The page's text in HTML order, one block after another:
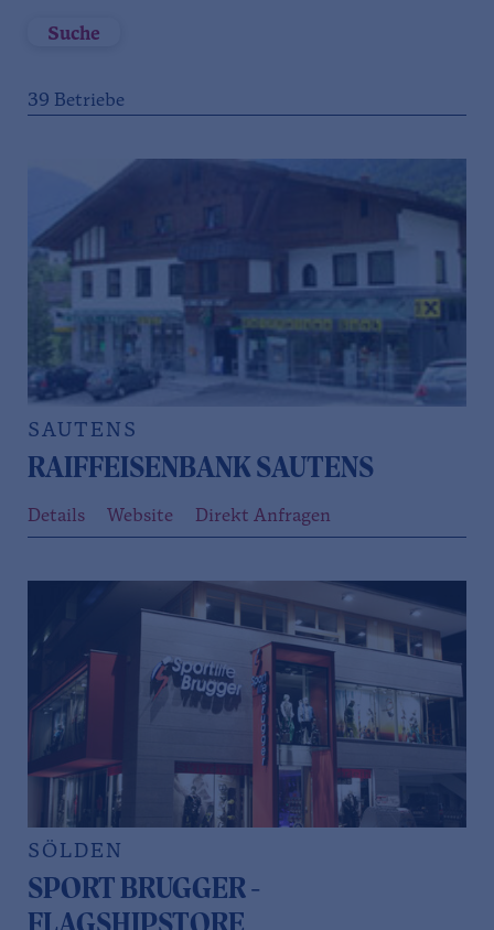
Suche
39 Betriebe
SAUTENS
RAIFFEISENBANK SAUTENS
Details Website Direkt Anfragen
SÖLDEN
SPORT BRUGGER -